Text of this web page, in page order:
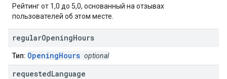
Рейтинг от 1,0 до 5,0, основанный на отзывах
пользователей об этом месте.
regularOpeningHours
Тип: OpeningHours optional
requestedLanguage